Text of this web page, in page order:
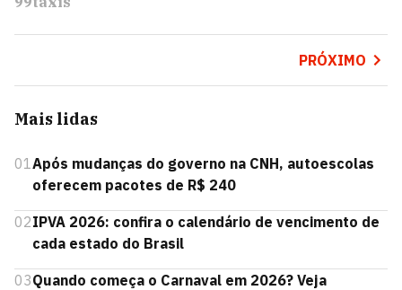
PRÓXIMO
Mais lidas
01Após mudanças do governo na CNH, autoescolas
oferecem pacotes de R$ 240
02IPVA 2026: confira o calendário de vencimento de
cada estado do Brasil
03Quando começa o Carnaval em 2026? Veja